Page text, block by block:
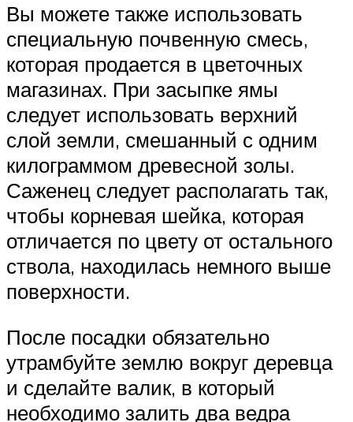
Вы можете также использовать
специальную почвенную смесь,
которая продается в цветочных
магазинах. При засыпке ямы
следует использовать верхний
слой земли, смешанный с одним
килограммом древесной золы.
Саженец следует располагать так,
чтобы корневая шейка, которая
отличается по цвету от остального
ствола, находилась немного выше
поверхности.
После посадки обязательно
утрамбуйте землю вокруг деревца
и сделайте валик, в который
необходимо залить два ведра